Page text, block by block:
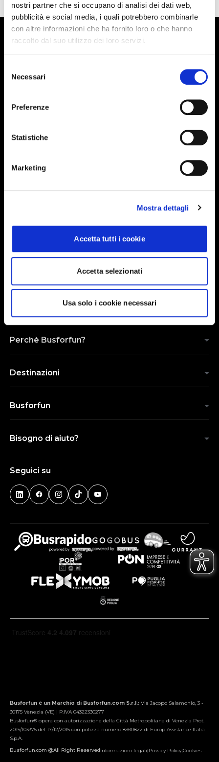
nostri partner che si occupano di analisi dei dati web,
pubblicità e social media, i quali potrebbero combinarle
con altre informazioni che ha fornito loro o che hanno
raccolto dal suo utilizzo dei loro servizi.
delNecessari
Preferenze
Statistiche
Marketing
Mostra dettagli
Accetta tutti i cookie
Accetta selezionati
Usa solo i cookie necessari
can cancel your subscription at any time
Ho letto e approvo Privacy Policy
INVIA
Perchè Busforfun?
Destinazioni
Busforfun
Bisogno di aiuto?
Seguici su
Busforfun è un Marchio di Busforfun.com S.r.l.: Via Jacopo Salamonio, 3 -
30175 Venezia (VE) | P.IVA 04322330277
Busforfun® opera con autorizzazione della Città Metropolitana di Venezia Prot.
2015/103375 del 17/12/2015 con polizza numero 8930822 di Europ Assistance Italia
S.p.A.
Busforfun.com @All Right ReservedInformazioni legali|Privacy Policy|Cookies